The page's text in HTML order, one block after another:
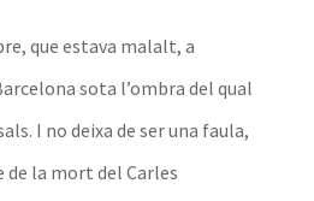
que estava malalt, a
sota l’ombra del qual
I no deixa de ser una faula,
la mort del Carles